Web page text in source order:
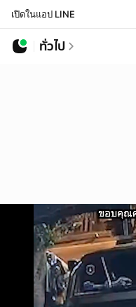
เปิดในแอป LINE
ทั่วไป